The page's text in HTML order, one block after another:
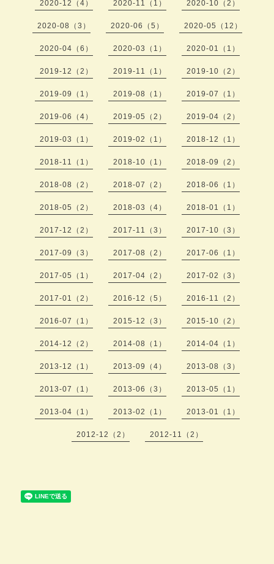
2020-12（4） 2020-11（1） 2020-10（2）
2020-08（3） 2020-06（5） 2020-05（12）
2020-04（6） 2020-03（1） 2020-01（1）
2019-12（2） 2019-11（1） 2019-10（2）
2019-09（1） 2019-08（1） 2019-07（1）
2019-06（4） 2019-05（2） 2019-04（2）
2019-03（1） 2019-02（1） 2018-12（1）
2018-11（1） 2018-10（1） 2018-09（2）
2018-08（2） 2018-07（2） 2018-06（1）
2018-05（2） 2018-03（4） 2018-01（1）
2017-12（2） 2017-11（3） 2017-10（3）
2017-09（3） 2017-08（2） 2017-06（1）
2017-05（1） 2017-04（2） 2017-02（3）
2017-01（2） 2016-12（5） 2016-11（2）
2016-07（1） 2015-12（3） 2015-10（2）
2014-12（2） 2014-08（1） 2014-04（1）
2013-12（1） 2013-09（4） 2013-08（3）
2013-07（1） 2013-06（3） 2013-05（1）
2013-04（1） 2013-02（1） 2013-01（1）
2012-12（2） 2012-11（2）